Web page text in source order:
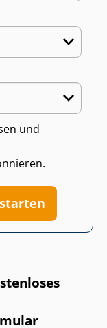
und